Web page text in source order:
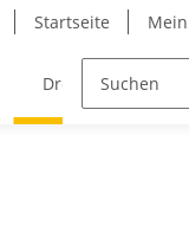
Startseite
Drehkonsolen